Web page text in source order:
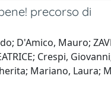
precorso di
D'Amico, Mauro;
Crespi,
Mariano, Laura;